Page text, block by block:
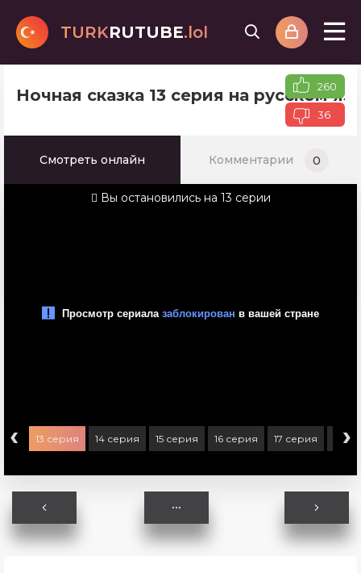
TURKRUTUBE.lol
Ночная сказка 13 серия на русском
260
36
Смотреть онлайн Комментарии 0
Вы остановились на 13 серии
‹ 13 серия 14 серия 15 серия 16 серия 17 серия 18
›